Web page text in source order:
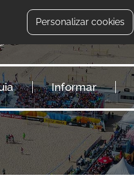
Personalizar cookies
Informar